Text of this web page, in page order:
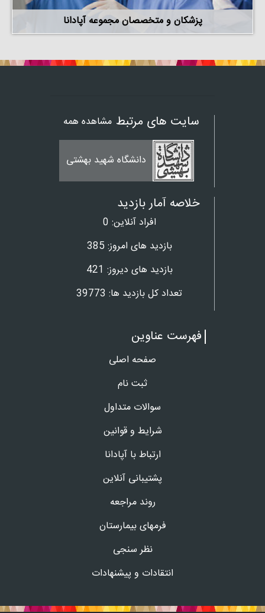
پزشکان و متخصصان مجموعه آپادانا
سایت های مرتبط مشاهده همه
بانک تخصصی فیلم
پزشکی
خلاصه آمار بازدید
افراد آنلاین: 0
بازدید های امروز:385
بازدید های دیروز: 421
تعداد کل بازدید ها: 39773
فهرست عناوین
صفحه اصلی
ثبت نام
سوالات متداول
شرایط و قوانین
ارتباط با آپادانا
پشتیبانی آنلاین
روند مراجعه
فرمهای بیمارستان
نظر سنجی
انتقادات و پیشنهادات